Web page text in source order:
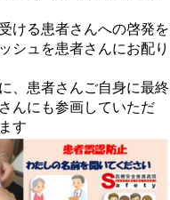
ける患者さんへの啓発を
シュを患者さんにお配り
、患者さんご自身に最終
んにも参画していただ
す